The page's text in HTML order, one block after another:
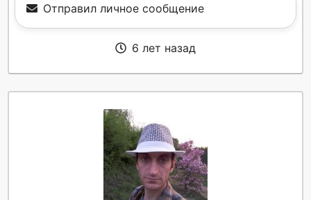
Отправил личное сообщение
6 лет назад